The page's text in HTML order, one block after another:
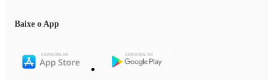
Baixe o App